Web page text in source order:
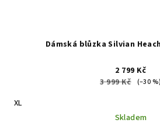
Dámská blůzka Silvian
2 799 Kč
3 999 Kč
(–30 %)
XL
Skladem